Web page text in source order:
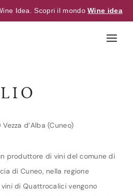
Idea. Scopri il mondoWine idea
d’Alba (Cuneo)
produttore di vini del comune di
di Cuneo, nella regione
di Quattrocalici vengono